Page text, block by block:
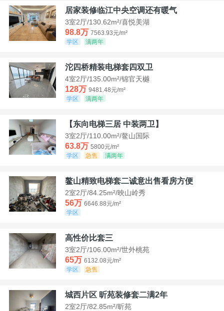
居家装修临江中央空调还有暖气
3室2厅/130.62m²/喜悦美湖
98.8万 7563.93元/m²
学区
满两年
沱四桥精装电梯套四双卫
4室2厅/135.00m²/锦官天樾
128万 9481.48元/m²
学区
满两年
【东向电梯三居 中装两卫】
3室2厅/110.00m²/鳌山国际
63.8万 5800元/m²
学区
急售 满两年
鳌山精致电梯套二诚意出售看房方便
2室2厅/84.25m²/映山岭秀
56万 6646.88元/m²
学区
高性价比套三
3室2厅/106.00m²/世外桃苑
65万 6132.08元/m²
学区
急售
城西片区 昕苑装修套二满2年
2室2厅/82.85m²/昕苑